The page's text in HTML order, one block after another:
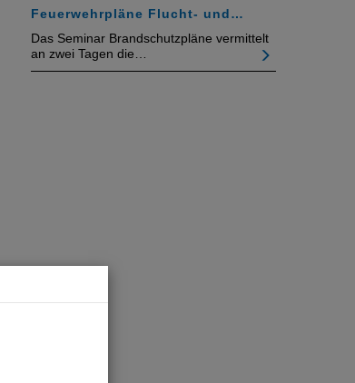
Feuerwehrpläne Flucht- und…
Das Seminar Brandschutzpläne vermittelt
an zwei Tagen die…